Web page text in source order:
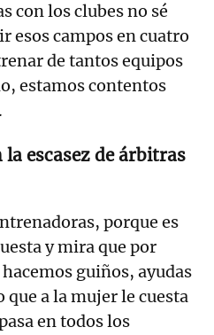
con los clubes no sé
esos campos en cuatro
de tantos equipos
estamos contentos
escasez de árbitras
porque es
y mira que por
guiños, ayudas
a la mujer le cuesta
en todos los